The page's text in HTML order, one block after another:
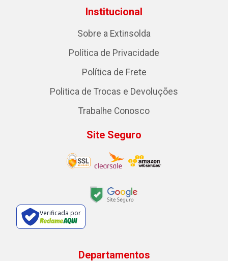
Institucional
Sobre a Extinsolda
Política de Privacidade
Política de Frete
Politica de Trocas e Devoluções
Trabalhe Conosco
Site Seguro
Verificada por
Departamentos